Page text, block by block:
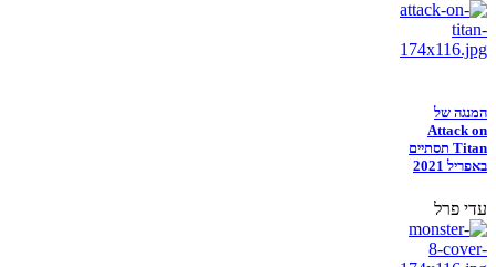
המנגה של
Attack on
Titan תסתיים
באפריל 2021
עדי פרל